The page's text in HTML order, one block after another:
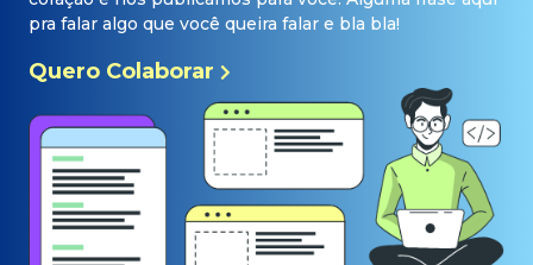
pra falar algo que você queira falar e bla bla!
Quero Colaborar